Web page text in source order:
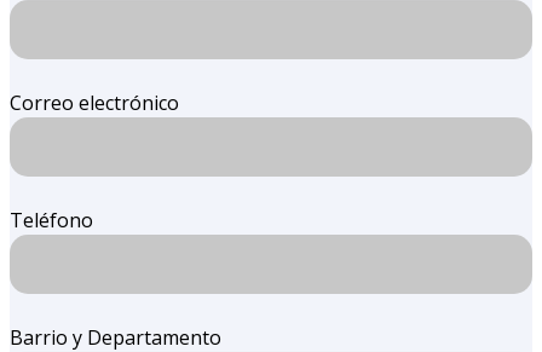
Correo electrónico
Teléfono
Barrio y Departamento